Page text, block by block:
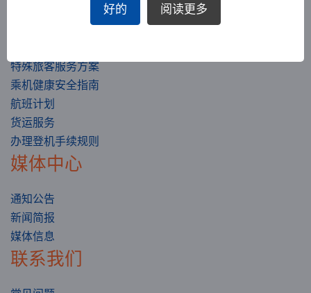
特殊旅客服务方案
乘机健康安全指南
航班计划
货运服务
办理登机手续规则
媒体中心
通知公告
新闻简报
媒体信息
联系我们
好的 阅读更多